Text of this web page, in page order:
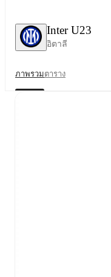
Inter U23
อิตาลี
ภาพรวมตาราง